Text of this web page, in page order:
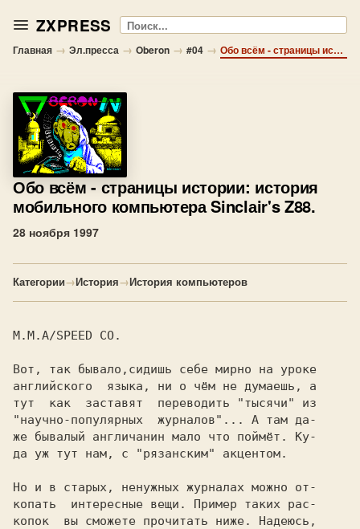
ZXPRESS Поиск
Главная → Эл.пресса → Oberon → #04 → Обо всём - страницы истории: история мобильного компьютера Sinclаir's Z88.
Обо всём - страницы истории: история
мобильного компьютера Sinclаir's Z88.
28 ноября 1997
Категории→История→История компьютеров
М.М.A/SPEED СО.
Вот, так бывало,сидишь себе мирно на уроке
английского  языка, ни о чём не думаешь, а
тут  как
заставят переводить "тысячи"
"научно-популярных
журналов"...
А там да-
же бывалый англичанин мало что поймёт. Ку-
да уж тут нам, с "рязанским" акцентом.
Но и в старых, ненужных журналах можно от-
копать
интересные вещи. Пример таких рас-
копок
вы сможете прочитать ниже. Надеюсь,